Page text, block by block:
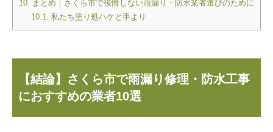
10. まとめ｜さくら市で後悔しない雨漏り・防水業者選びのために
10.1. 私たち塗り処ハケと手より
【結論】さくら市で雨漏り修理・防水工事
におすすめの業者10選